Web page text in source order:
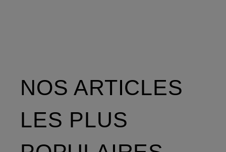
NOS ARTICLES
LES PLUS